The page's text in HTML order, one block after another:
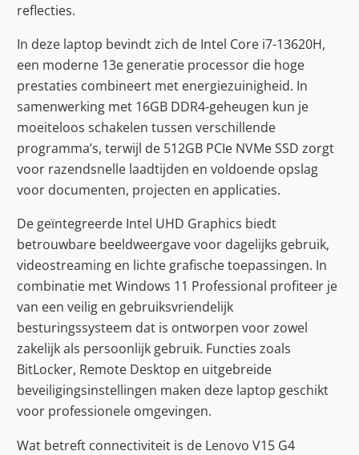
reflecties.
In deze laptop bevindt zich de Intel Core i7-13620H,
een moderne 13e generatie processor die hoge
prestaties combineert met energiezuinigheid. In
samenwerking met 16GB DDR4-geheugen kun je
moeiteloos schakelen tussen verschillende
programma’s, terwijl de 512GB PCIe NVMe SSD zorgt
voor razendsnelle laadtijden en voldoende opslag
voor documenten, projecten en applicaties.
De geïntegreerde Intel UHD Graphics biedt
betrouwbare beeldweergave voor dagelijks gebruik,
videostreaming en lichte grafische toepassingen. In
combinatie met Windows 11 Professional profiteer je
van een veilig en gebruiksvriendelijk
besturingssysteem dat is ontworpen voor zowel
zakelijk als persoonlijk gebruik. Functies zoals
BitLocker, Remote Desktop en uitgebreide
beveiligingsinstellingen maken deze laptop geschikt
voor professionele omgevingen.
Wat betreft connectiviteit is de Lenovo V15 G4